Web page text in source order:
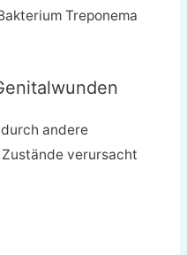
Treponema
andere
verursacht